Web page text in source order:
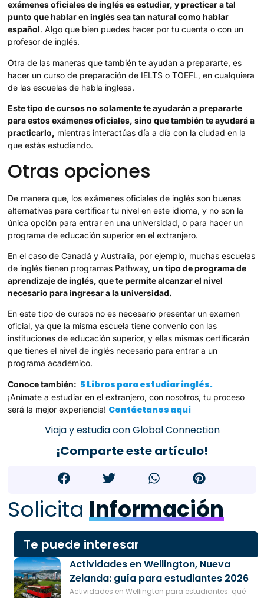
exámenes oficiales de inglés es estudiar, y practicar a tal
punto que hablar en inglés sea tan natural como hablar
español. Algo que bien puedes hacer por tu cuenta o con un
profesor de inglés.
Otra de las maneras que también te ayudan a prepararte, es
hacer un curso de preparación de IELTS o TOEFL, en cualquiera
de las escuelas de habla inglesa.
Este tipo de cursos no solamente te ayudarán a prepararte
para estos exámenes oficiales, sino que también te ayudará a
practicarlo, mientras interactúas día a día con la ciudad en la
que estás estudiando.
Otras opciones
De manera que, los exámenes oficiales de inglés son buenas
alternativas para certificar tu nivel en este idioma, y no son la
única opción para entrar en una universidad, o para hacer un
programa de educación superior en el extranjero.
En el caso de Canadá y Australia, por ejemplo, muchas escuelas
de inglés tienen programas Pathway,un tipo de programa de
aprendizaje de inglés, que te permite alcanzar el nivel
necesario para ingresar a la universidad.
En este tipo de cursos no es necesario presentar un examen
oficial, ya que la misma escuela tiene convenio con las
instituciones de educación superior, y ellas mismas certificarán
que tienes el nivel de inglés necesario para entrar a un
programa académico.
Conoce también: 5 Libros para estudiar inglés.
¡Anímate a estudiar en el extranjero, con nosotros, tu proceso
será la mejor experiencia! Contáctanos aquí
Viaja y estudia con Global Connection
¡Comparte este artículo!
Solicita Información
Te puede interesar
Actividades en Wellington, Nueva
Zelanda: guía para estudiantes 2026
Actividades en Wellington para estudiantes: qué